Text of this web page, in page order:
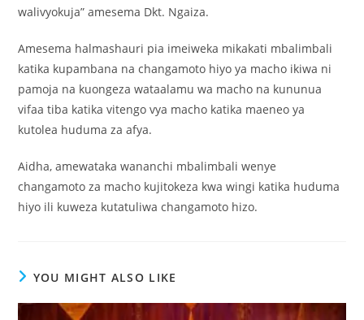
walivyokuja” amesema Dkt. Ngaiza.
Amesema halmashauri pia imeiweka mikakati mbalimbali
katika kupambana na changamoto hiyo ya macho ikiwa ni
pamoja na kuongeza wataalamu wa macho na kununua
vifaa tiba katika vitengo vya macho katika maeneo ya
kutolea huduma za afya.
Aidha, amewataka wananchi mbalimbali wenye
changamoto za macho kujitokeza kwa wingi katika huduma
hiyo ili kuweza kutatuliwa changamoto hizo.
YOU MIGHT ALSO LIKE